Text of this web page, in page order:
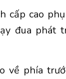
cấp cao
đua phát
về phía